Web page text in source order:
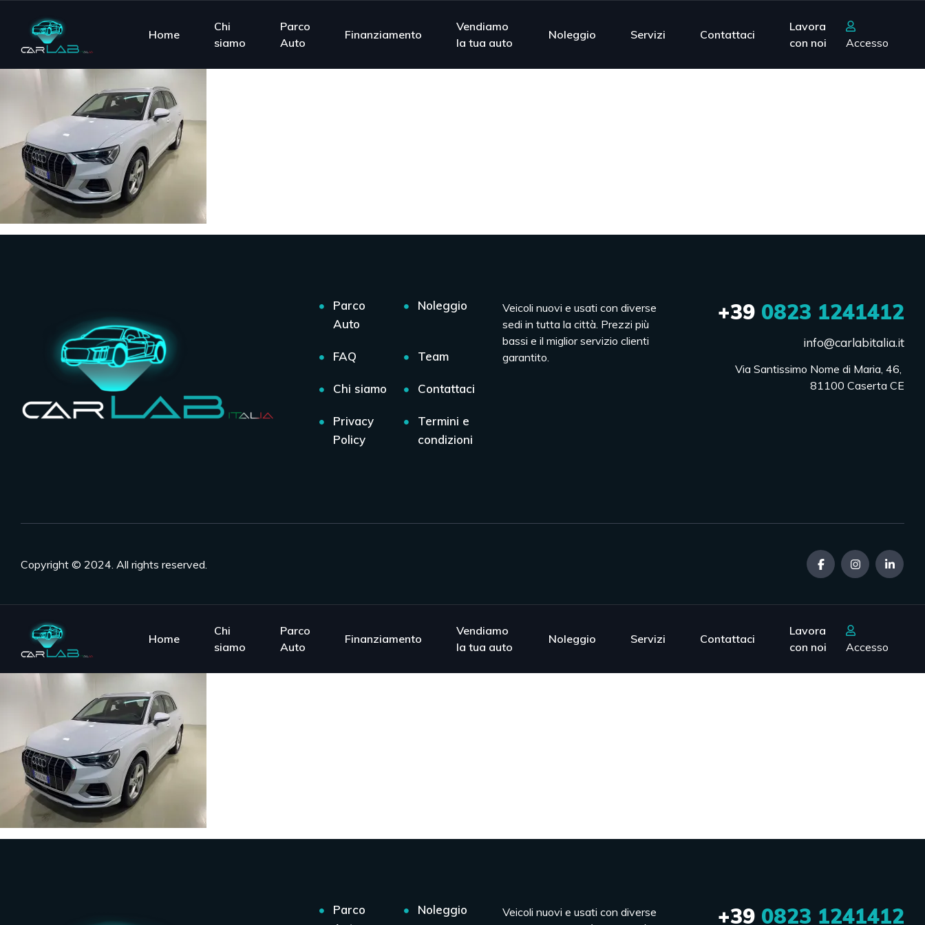
Home
Chi
siamo
Parco
Auto
Finanziamento
Vendiamo
la tua auto
Noleggio Servizi Contattaci
Lavora
con noi
Accesso
Parco
Auto
Noleggio
FAQ Team
Chi siamo Contattaci
Privacy
Policy
Termini e
condizioni
Veicoli nuovi e usati con diverse
sedi in tutta la città. Prezzi più
bassi e il miglior servizio clienti
garantito.
+390823 1241412
info@carlabitalia.it
Via Santissimo Nome di Maria, 46,
81100 Caserta CE
Copyright © 2024. All rights reserved.
Home
Chi
siamo
Parco
Auto
Finanziamento
Vendiamo
la tua auto
Noleggio Servizi Contattaci
Lavora
con noi
Accesso
Parco
Noleggio
Veicoli nuovi e usati con diverse
+390823 1241412